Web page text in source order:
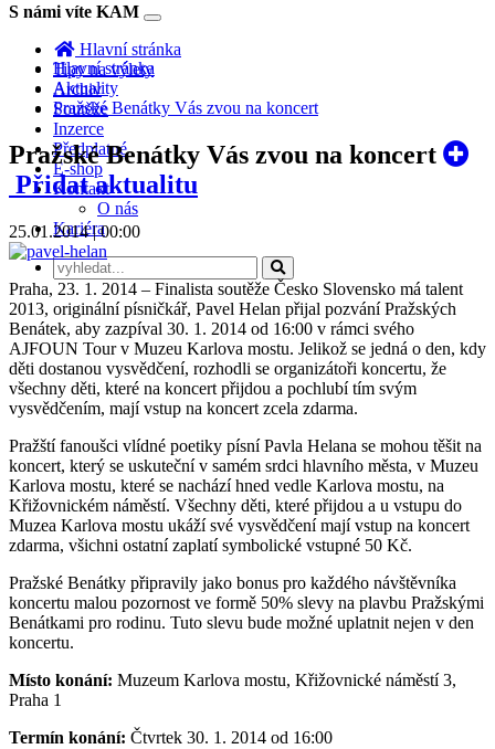
S námi víte KAM
Toggle
navigation
Hlavní stránka
Tipy na výlety
Archiv
Soutěže
Inzerce
Předplatné
E-shop
Kontakt
O nás
Kariéra
Hlavní stránka
Aktuality
Pražské Benátky Vás zvou na koncert
Pražské Benátky Vás zvou na koncert
Přidat aktualitu
25.01.2014 | 00:00
Praha, 23. 1. 2014 – Finalista soutěže Česko Slovensko má talent
2013, originální písničkář, Pavel Helan přijal pozvání Pražských
Benátek, aby zazpíval 30. 1. 2014 od 16:00 v rámci svého
AJFOUN Tour v Muzeu Karlova mostu. Jelikož se jedná o den, kdy
děti dostanou vysvědčení, rozhodli se organizátoři koncertu, že
všechny děti, které na koncert přijdou a pochlubí tím svým
vysvědčením, mají vstup na koncert zcela zdarma.
Pražští fanoušci vlídné poetiky písní Pavla Helana se mohou těšit na
koncert, který se uskuteční v samém srdci hlavního města, v Muzeu
Karlova mostu, které se nachází hned vedle Karlova mostu, na
Křižovnickém náměstí. Všechny děti, které přijdou a u vstupu do
Muzea Karlova mostu ukáží své vysvědčení mají vstup na koncert
zdarma, všichni ostatní zaplatí symbolické vstupné 50 Kč.
Pražské Benátky připravily jako bonus pro každého návštěvníka
koncertu malou pozornost ve formě 50% slevy na plavbu Pražskými
Benátkami pro rodinu. Tuto slevu bude možné uplatnit nejen v den
koncertu.
Místo konání: Muzeum Karlova mostu, Křižovnické náměstí 3,
Praha 1
Termín konání: Čtvrtek 30. 1. 2014 od 16:00